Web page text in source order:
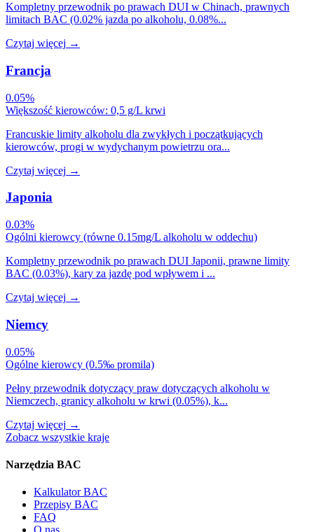
Kompletny przewodnik po prawach DUI w Chinach, prawnych
limitach BAC (0.02% jazda po alkoholu, 0.08%...
Czytaj więcej →
Francja
0.05%
Większość kierowców: 0,5 g/L krwi
Francuskie limity alkoholu dla zwykłych i początkujących
kierowców, progi w wydychanym powietrzu ora...
Czytaj więcej →
Japonia
0.03%
Ogólni kierowcy (równe 0.15mg/L alkoholu w oddechu)
Kompletny przewodnik po prawach DUI Japonii, prawne limity
BAC (0.03%), kary za jazdę pod wpływem i ...
Czytaj więcej →
Niemcy
0.05%
Ogólne kierowcy (0.5‰ promila)
Pełny przewodnik dotyczący praw dotyczących alkoholu w
Niemczech, granicy alkoholu w krwi (0.05%), k...
Czytaj więcej →
Zobacz wszystkie kraje
Narzędzia BAC
Kalkulator BAC
Przepisy BAC
FAQ